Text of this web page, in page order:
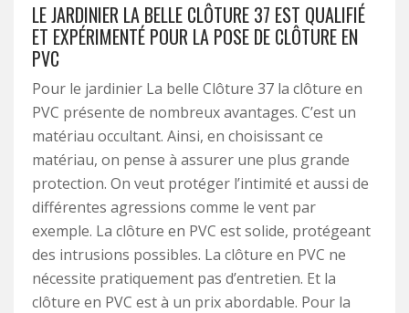
LE JARDINIER LA BELLE CLÔTURE 37 EST QUALIFIÉ
ET EXPÉRIMENTÉ POUR LA POSE DE CLÔTURE EN
PVC
Pour le jardinier La belle Clôture 37 la clôture en
PVC présente de nombreux avantages. C’est un
matériau occultant. Ainsi, en choisissant ce
matériau, on pense à assurer une plus grande
protection. On veut protéger l’intimité et aussi de
différentes agressions comme le vent par
exemple. La clôture en PVC est solide, protégeant
des intrusions possibles. La clôture en PVC ne
nécessite pratiquement pas d’entretien. Et la
clôture en PVC est à un prix abordable. Pour la